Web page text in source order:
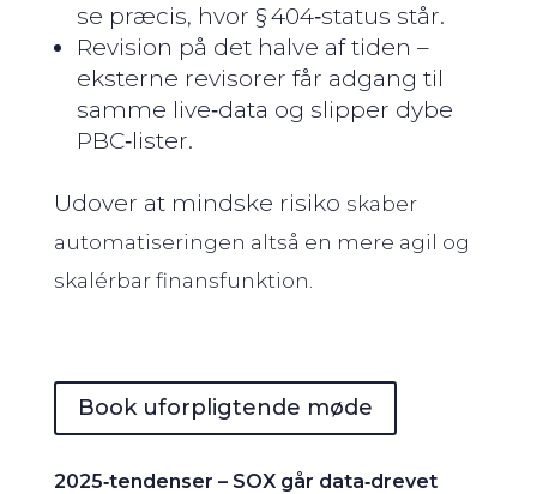
se præcis, hvor § 404‑status står.
Revision på det halve af tiden –
eksterne revisorer får adgang til
samme live‑data og slipper dybe
PBC‑lister.
Udover at mindske risiko skaber
automatiseringen altså en mere agil og
skalérbar finans­funktion.
Book uforpligtende møde
2025‑tendenser – SOX går data‑drevet